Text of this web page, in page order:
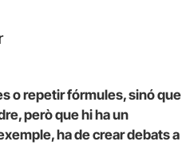
o repetir fórmules, sinó que
però que hi ha un
ha de crear debats a